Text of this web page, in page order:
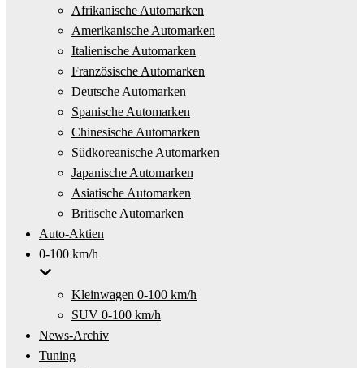
Afrikanische Automarken
Amerikanische Automarken
Italienische Automarken
Französische Automarken
Deutsche Automarken
Spanische Automarken
Chinesische Automarken
Südkoreanische Automarken
Japanische Automarken
Asiatische Automarken
Britische Automarken
Auto-Aktien
0-100 km/h
Kleinwagen 0-100 km/h
SUV 0-100 km/h
News-Archiv
Tuning